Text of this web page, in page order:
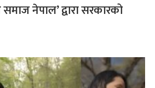
समाज नेपाल’ द्वारा सरकारको